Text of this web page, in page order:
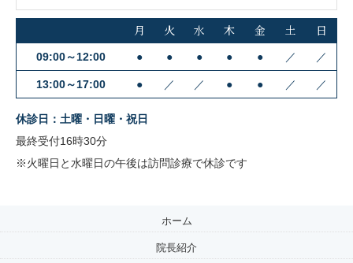
月 火 水 木 金 土 日
09:00～12:00 ● ● ● ● ● ／ ／
13:00～17:00 ● ／ ／ ● ● ／ ／
休診日：土曜・日曜・祝日
最終受付16時30分
※火曜日と水曜日の午後は訪問診療で休診です
ホーム
院長紹介